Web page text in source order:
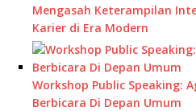
Mengasah Keterampilan
Karier di Era Modern
Workshop Public Speaking:
Berbicara Di Depan Umum